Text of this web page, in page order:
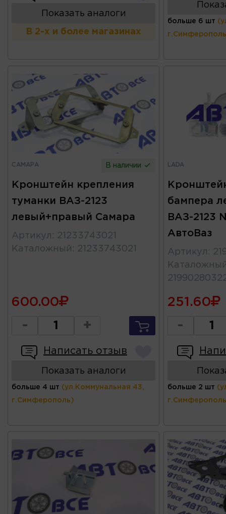
Показать аналоги
В 2-х и более магазинах
больше 6 шт
САМАРА В наличии
Кронштейн крепления
туманки ВАЗ-2123
левый+правый Самара
Артикул : 21233743021
Каталожный : 21233743021
600.00
- +
Написать отзыв
Показать аналоги
больше 4 шт (ул.Коммунальная 43,
г.Симферополь)
LADA
бампера
ВАЗ-2123
АвтоВаз
Артикул :
251.60
-
больше 2 шт